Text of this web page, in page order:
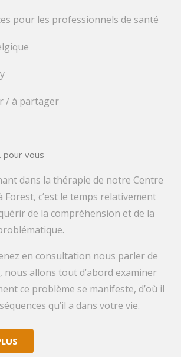
pour les professionnels de santé
/ à partager
pour vous
dans la thérapie de notre Centre
Forest, c’est le temps relativement
de la compréhension et de la
en consultation nous parler de
allons tout d’abord examiner
ce problème se manifeste, d’où il
qu’il a dans votre vie.